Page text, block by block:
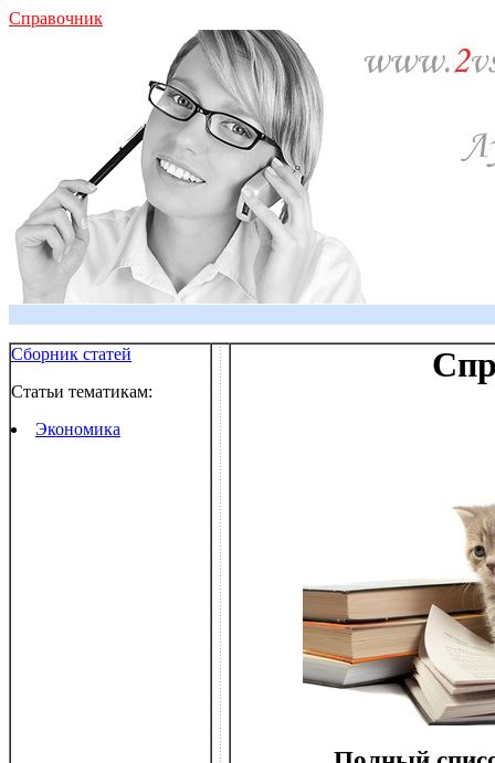
Справочник
Сборник статей
Статьи тематикам:
Экономика